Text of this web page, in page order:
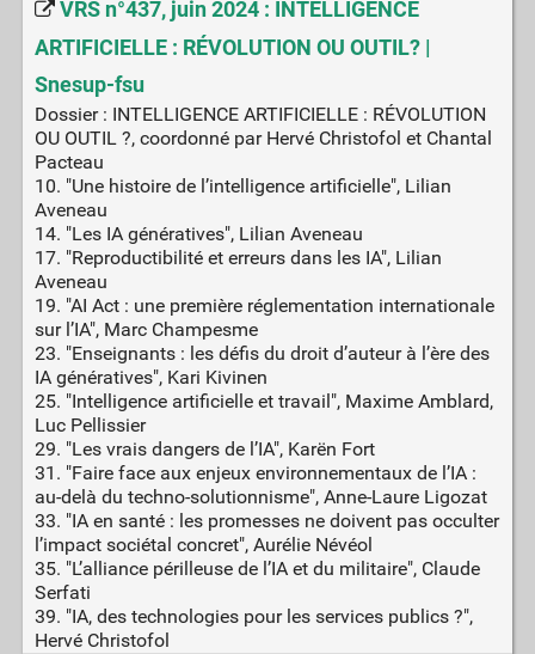
VRS n°437, juin 2024 : INTELLIGENCE
ARTIFICIELLE : RÉVOLUTION OU OUTIL? |
Snesup-fsu
Dossier : INTELLIGENCE ARTIFICIELLE : RÉVOLUTION
OU OUTIL ?, coordonné par Hervé Christofol et Chantal
Pacteau
10. "Une histoire de l’intelligence artificielle", Lilian
Aveneau
14. "Les IA génératives", Lilian Aveneau
17. "Reproductibilité et erreurs dans les IA", Lilian
Aveneau
19. "AI Act : une première réglementation internationale
sur l’IA", Marc Champesme
23. "Enseignants : les défis du droit d’auteur à l’ère des
IA génératives", Kari Kivinen
25. "Intelligence artificielle et travail", Maxime Amblard,
Luc Pellissier
29. "Les vrais dangers de l’IA", Karën Fort
31. "Faire face aux enjeux environnementaux de l’IA :
au-delà du techno-solutionnisme", Anne-Laure Ligozat
33. "IA en santé : les promesses ne doivent pas occulter
l’impact sociétal concret", Aurélie Névéol
35. "L’alliance périlleuse de l’IA et du militaire", Claude
Serfati
39. "IA, des technologies pour les services publics ?",
Hervé Christofol